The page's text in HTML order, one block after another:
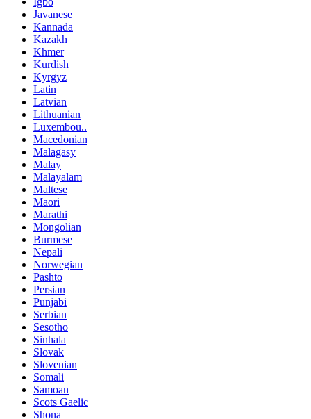
Javanese
Kannada
Kazakh
Khmer
Kurdish
Kyrgyz
Latin
Latvian
Lithuanian
Luxembou..
Macedonian
Malagasy
Malay
Malayalam
Maltese
Maori
Marathi
Mongolian
Burmese
Nepali
Norwegian
Pashto
Persian
Punjabi
Serbian
Sesotho
Sinhala
Slovak
Slovenian
Somali
Samoan
Scots Gaelic
Shona